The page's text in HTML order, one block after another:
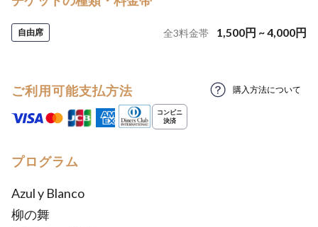
自由席 全3料金帯 1,500円 ~4,000円
ご利用可能支払方法 購入方法について
プログラム
Azul y Blanco
柳の舞